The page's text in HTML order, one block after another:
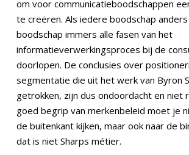
om voor communicatieboodschappen
te creëren. Als iedere boodschap
boodschap immers alle fasen van het
informatieverwerkingsproces bij de
doorlopen. De conclusies over
segmentatie die uit het werk van Byron
getrokken, zijn dus ondoordacht en niet
goed begrip van merkenbeleid moet je
de buitenkant kijken, maar ook naar de
dat is niet Sharps métier.